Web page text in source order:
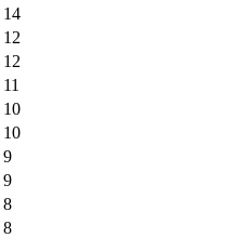
14
12
12
11
10
10
9
9
8
8